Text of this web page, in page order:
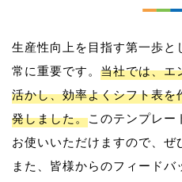
生産性向上を目指す第一歩
常に重要です。 当社では、エ
活かし、効率よくシフト表
発しました。このテンプレー
お使いいただけますので、ぜ
また、皆様からのフィード